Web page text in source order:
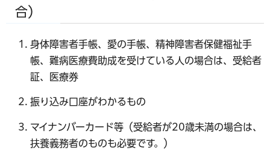
合）
身体障害者手帳、愛の手帳、精神障害者保健福祉手
帳、難病医療費助成を受けている人の場合は、受給者
証、医療券
振り込み口座がわかるもの
マイナンバーカード等（受給者が20歳未満の場合は、
扶養義務者のものも必要です。）